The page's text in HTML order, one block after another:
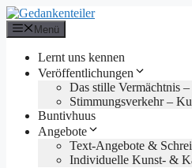
Zum
Inhalt
springen
Menü
Lernt uns kennen
Veröffentlichungen
Das stille Vermächtnis
Stimmungsverkehr –
Buntivhuus
Angebote
Text-Angebote &
Individuelle Kunst- &